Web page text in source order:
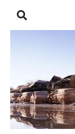
ZADRUGA
SHOWBIZ